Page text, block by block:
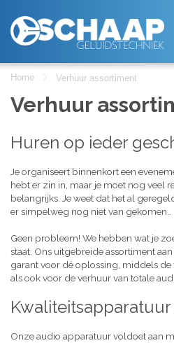
Home Verhuur assortiment
Verhuur
Huren op ieder
Je organiseert binnenkort een
hebt er zin in, maar je moet nog veel
belangrijks. Je weet dat het al
er simpelweg nog niet van gekomen..
Geen probleem! We hebben wat je
staat. Ons uitgebreide assortiment
garant voor dé oplossing, middels
als ook voor de verhuur van totale
Onze audio apparatuur voldoet aan